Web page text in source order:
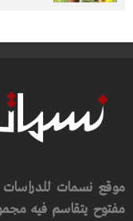
موقع نسمات للدراسات
مفتوح يتقاسم فيه